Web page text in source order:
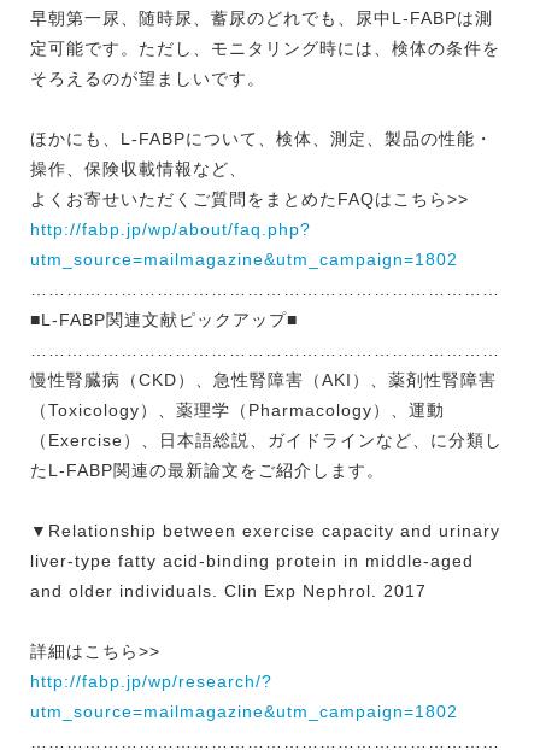
早朝第一尿、随時尿、蓄尿のどれでも、尿中L-FABPは測
定可能です。ただし、モニタリング時には、検体の条件を
そろえるのが望ましいです。
ほかにも、L-FABPについて、検体、測定、製品の性能・
操作、保険収載情報など、
よくお寄せいただくご質問をまとめたFAQはこちら>>
http://fabp.jp/wp/about/faq.php?
utm_source=mailmagazine&utm_campaign=1802
■L-FABP関連文献ピックアップ■
慢性腎臓病（CKD）、急性腎障害（AKI）、薬剤性腎障害
（Toxicology）、薬理学（Pharmacology）、運動
（Exercise）、日本語総説、ガイドラインなど、に分類し
たL-FABP関連の最新論文をご紹介します。
▼Relationship between exercise capacity and urinary
liver-type fatty acid-binding protein in middle-aged
and older individuals. Clin Exp Nephrol. 2017
詳細はこちら>>
http://fabp.jp/wp/research/?
utm_source=mailmagazine&utm_campaign=1802